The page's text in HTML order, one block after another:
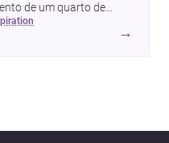
de um quarto de
Portugal, com
→